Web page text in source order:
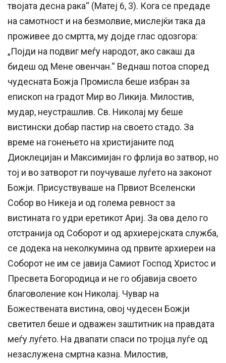
твојата десна рака“ (Матеј 6, 3). Кога се предаде
на самотност и на безмолвие, мислејќи така да
проживее до смртта, му дојде глас одозгора:
„Појди на подвиг меѓу народот, ако сакаш да
бидеш од Мене овенчан.“ Веднаш потоа според
чудесната Божја Промисла беше избран за
епископ на градот Мир во Ликија. Милостив,
мудар, неустрашлив. Св. Николај му беше
вистински добар пастир на своето стадо. За
време на гонењето на христијаните под
Диоклецијан и Максимијан го фрлија во затвор, но
тој и во затворот ги поучуваше луѓето на законот
Божји. Присуствуваше на Првиот Вселенски
Собор во Никеја и од голема ревност за
вистината го удри еретикот Ариј. За ова дело го
отстранија од Соборот и од архиерејската служба,
се додека на неколкумина од првите архиереи на
Соборот не им се јавија Самиот Господ Христос и
Пресвета Богородица и не го објавија своето
благоволение кон Николај. Чувар на
Божествената вистина, овој чудесен Божји
светител беше и одважен заштитник на правдата
меѓу луѓето. На двапати спаси по тројца луѓе од
незаслужена смртна казна. Милостив,